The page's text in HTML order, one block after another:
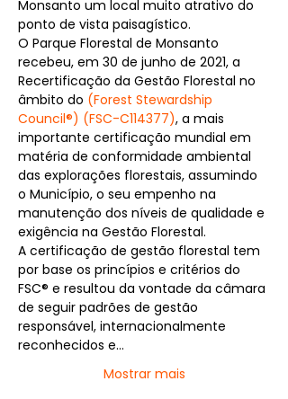
Monsanto um local muito atrativo do
ponto de vista paisagístico.
O Parque Florestal de Monsanto
recebeu, em 30 de junho de 2021, a
Recertificação da Gestão Florestal no
âmbito do (Forest Stewardship
Council®) (FSC-C114377), a mais
importante certificação mundial em
matéria de conformidade ambiental
das explorações florestais, assumindo
o Município, o seu empenho na
manutenção dos níveis de qualidade e
exigência na Gestão Florestal.
A certificação de gestão florestal tem
por base os princípios e critérios do
FSC® e resultou da vontade da câmara
de seguir padrões de gestão
responsável, internacionalmente
reconhecidos e…
Mostrar mais